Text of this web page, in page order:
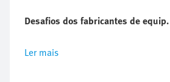
Desafios dos fabricantes de
Ler mais